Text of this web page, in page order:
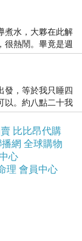
煮水，大夥在此解
很熱鬧。畢竟是週
發，等於我只睡四
以。約八點二十我
比比昂代購
網 全球購物
心
理 會員中心